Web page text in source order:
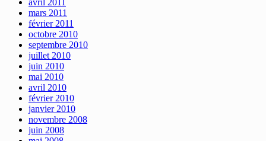
avril 2011
mars 2011
février 2011
octobre 2010
septembre 2010
juillet 2010
juin 2010
mai 2010
avril 2010
février 2010
janvier 2010
novembre 2008
juin 2008